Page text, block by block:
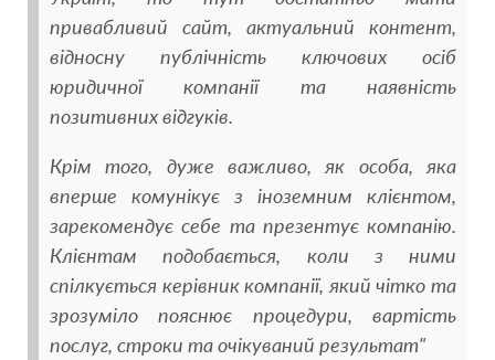
привабливий сайт, актуальний контент,
відносну публічність ключових осіб
юридичної компанії та наявність
позитивних відгуків.
Крім того, дуже важливо, як особа, яка
вперше комунікує з іноземним клієнтом,
зарекомендує себе та презентує компанію.
Клієнтам подобається, коли з ними
спілкується керівник компанії, який чітко та
зрозуміло пояснює процедури, вартість
послуг, строки та очікуваний результат"